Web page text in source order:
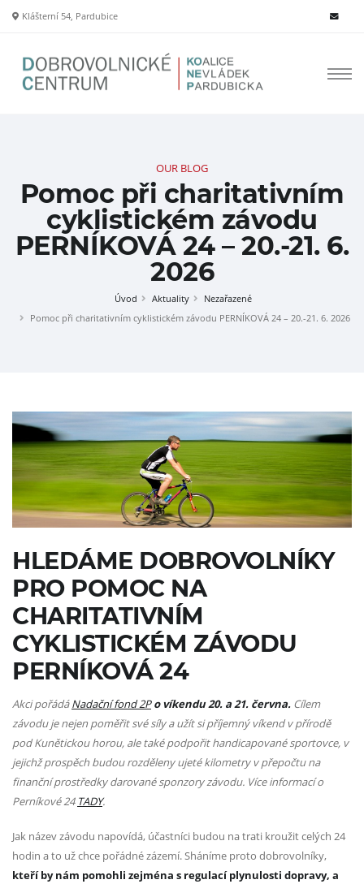
Klášterní 54, Pardubice
OUR BLOG
Pomoc při charitativním
cyklistickém závodu
PERNÍKOVÁ 24 – 20.-21. 6.
2026
Úvod Aktuality
Nezařazené
Pomoc při charitativním cyklistickém závodu PERNÍKOVÁ 24 – 20.-21. 6. 2026
HLEDÁME DOBROVOLNÍKY
PRO POMOC NA
CHARITATIVNÍM
CYKLISTICKÉM ZÁVODU
PERNÍKOVÁ 24
Akci pořádáNadační fond 2P o víkendu 20. a 21. června. Cílem
závodu je nejen poměřit své síly a užít si příjemný víkend v přírodě
pod Kunětickou horou, ale také podpořit handicapované sportovce, v
jejichž prospěch budou rozděleny ujeté kilometry v přepočtu na
finanční prostředky darované sponzory závodu. Více informací o
Perníkové 24 TADY.
Jak název závodu napovídá, účastníci budou na trati kroužit celých 24
hodin a to už chce pořádné zázemí. Sháníme proto dobrovolníky,
kteří by nám pomohli zejména s regulací plynulosti dopravy, a